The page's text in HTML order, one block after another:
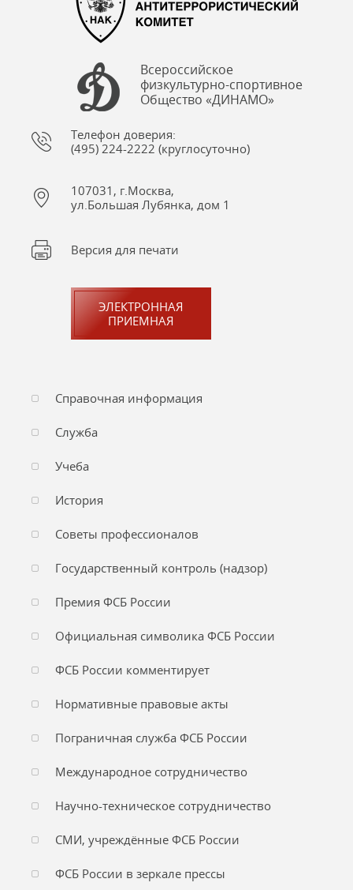
Всероссийское
физкультурно-спортивное
Общество «ДИНАМО»
Телефон доверия:
(495) 224-2222 (круглосуточно)
107031, г.Москва,
ул.Большая Лубянка, дом 1
Версия для печати
ЭЛЕКТРОННАЯ
ПРИЕМНАЯ
Справочная информация
Служба
Учеба
История
Советы профессионалов
Государственный контроль (надзор)
Премия ФСБ России
Официальная символика ФСБ России
ФСБ России комментирует
Нормативные правовые акты
Пограничная служба ФСБ России
Международное сотрудничество
Научно-техническое сотрудничество
СМИ, учреждённые ФСБ России
ФСБ России в зеркале прессы